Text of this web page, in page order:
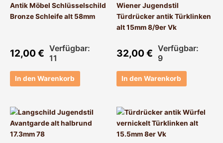
Antik Möbel Schlüsselschild
Bronze Schleife alt 58mm
12,00€ Verfügbar:
11
In den Warenkorb
Wiener Jugendstil
Türdrücker antik Türklinken
alt 15mm 8/9er Vk
32,00€ Verfügbar:
9
In den Warenkorb